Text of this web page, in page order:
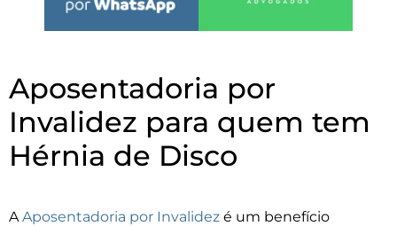
Aposentadoria por
Invalidez para quem tem
Hérnia de Disco
AAposentadoria por Invalidez é um benefício